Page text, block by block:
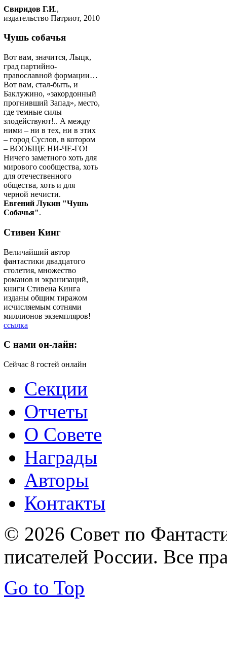
Свиридов Г.И.,
издательство Патриот, 2010
Чушь собачья
Вот вам, значится, Лыцк,
град партийно-
православной формации…
Вот вам, стал-быть, и
Баклужино, «закордонный
прогнивший Запад», место,
где темные силы
злодействуют!.. А между
ними – ни в тех, ни в этих
– город Суслов, в котором
– ВООБЩЕ НИ-ЧЕ-ГО!
Ничего заметного хоть для
мирового сообщества, хоть
для отечественного
общества, хоть и для
черной нечисти.
Евгений Лукин "Чушь
Собачья".
Стивен Кинг
Величайший автор
фантастики двадцатого
столетия, множество
романов и экранизаций,
книги Стивена Кинга
изданы общим тиражом
исчисляемым сотнями
миллионов экземпляров!
ссылка
C нами он-лайн:
Сейчас 8 гостей онлайн
Секции
Отчеты
О Совете
Награды
Авторы
Контакты
© 2026 Совет по
писателей России. Все
Go to Top